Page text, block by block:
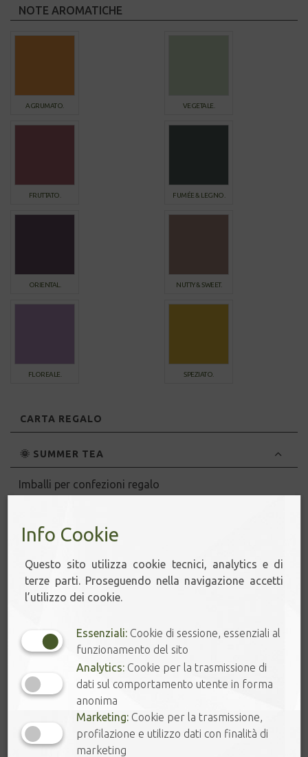
NOTE AROMATICHE
AGRUMATO. VEGETALE.
FRUTTATO. FUMÉE & LEGNO.
ORIENTAL. NUTTY & SWEET.
FLOREALE. SPEZIATO.
CARTA REGALO
🌞 SUMMER TEA
Imballi per confezioni regalo
Spezie & Caffè
Teaware
🔔 SCONTI ONLINE
FOGLIE DI TÈ
FILTRI A PIRAMIDE
CAFFÈ
Info Cookie
Questo sito utilizza cookie tecnici, analytics e di
terze parti. Proseguendo nella navigazione accetti
l’utilizzo dei cookie.
Essenziali: Cookie di sessione, essenziali al
funzionamento del sito
Analytics: Cookie per la trasmissione di
dati sul comportamento utente in forma
anonima
Marketing: Cookie per la trasmissione,
profilazione e utilizzo dati con finalità di
marketing